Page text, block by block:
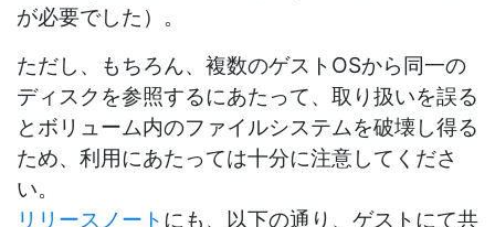
が必要でした）。
ただし、もちろん、複数のゲストOSから同一の
ディスクを参照するにあたって、取り扱いを誤る
とボリューム内のファイルシステムを破壊し得る
ため、利用にあたっては十分に注意してくださ
い。
リリースノート にも、以下の通り、ゲストにて共